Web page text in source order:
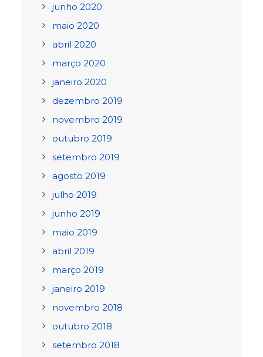
junho 2020
maio 2020
abril 2020
março 2020
janeiro 2020
dezembro 2019
novembro 2019
outubro 2019
setembro 2019
agosto 2019
julho 2019
junho 2019
maio 2019
abril 2019
março 2019
janeiro 2019
novembro 2018
outubro 2018
setembro 2018